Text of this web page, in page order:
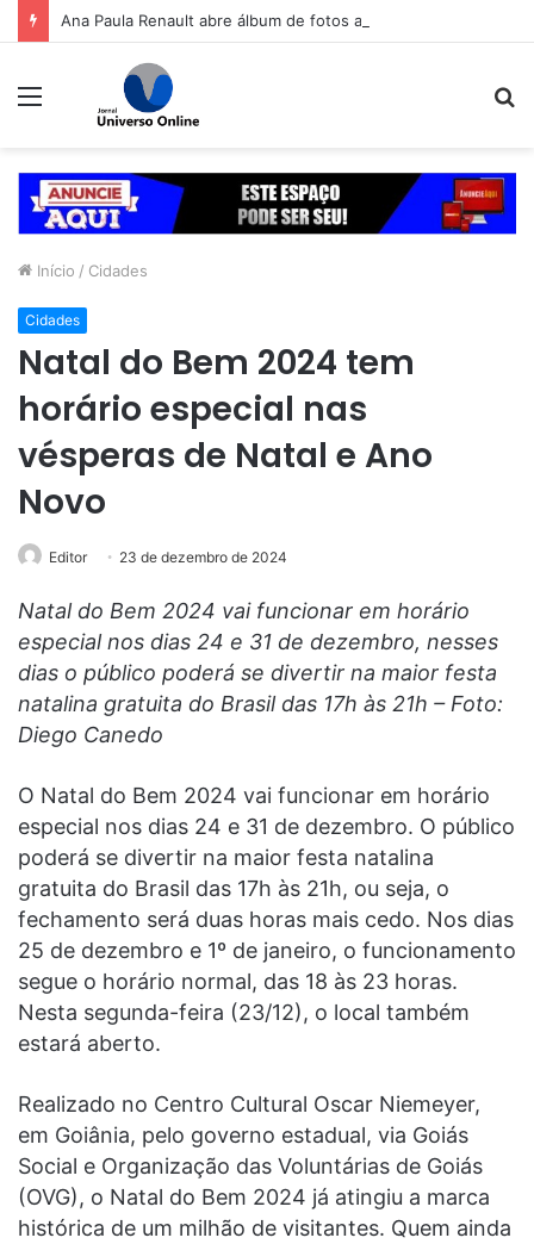
Menu
Início / Cidades
Cidades
Natal do Bem 2024 tem
horário especial nas
vésperas de Natal e Ano
Novo
Editor 23 de dezembro de 2024
Natal do Bem 2024 vai funcionar em horário
especial nos dias 24 e 31 de dezembro, nesses
dias o público poderá se divertir na maior festa
natalina gratuita do Brasil das 17h às 21h – Foto:
Diego Canedo
O Natal do Bem 2024 vai funcionar em horário
especial nos dias 24 e 31 de dezembro. O público
poderá se divertir na maior festa natalina
gratuita do Brasil das 17h às 21h, ou seja, o
fechamento será duas horas mais cedo. Nos dias
25 de dezembro e 1º de janeiro, o funcionamento
segue o horário normal, das 18 às 23 horas.
Nesta segunda-feira (23/12), o local também
estará aberto.
Realizado no Centro Cultural Oscar Niemeyer,
em Goiânia, pelo governo estadual, via Goiás
Social e Organização das Voluntárias de Goiás
(OVG), o Natal do Bem 2024 já atingiu a marca
histórica de um milhão de visitantes. Quem ainda